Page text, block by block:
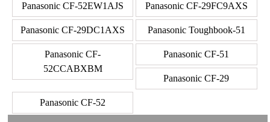
Panasonic CF-52EW1AJS Panasonic CF-29FC9AXS
Panasonic CF-29DC1AXS Panasonic Toughbook-51
Panasonic CF-
52CCABXBM
Panasonic CF-51
Panasonic CF-29
Panasonic CF-52